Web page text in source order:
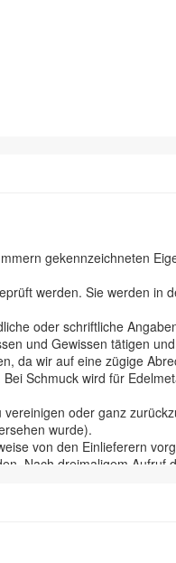
gekennzeichneten
werden. Sie werden in
oder schriftliche
und Gewissen tätigen
da wir auf eine zügige
Schmuck wird für
oder ganz
wurde).
von den Einlieferern
Nach dreimaligem Aufruf
ersteigerten